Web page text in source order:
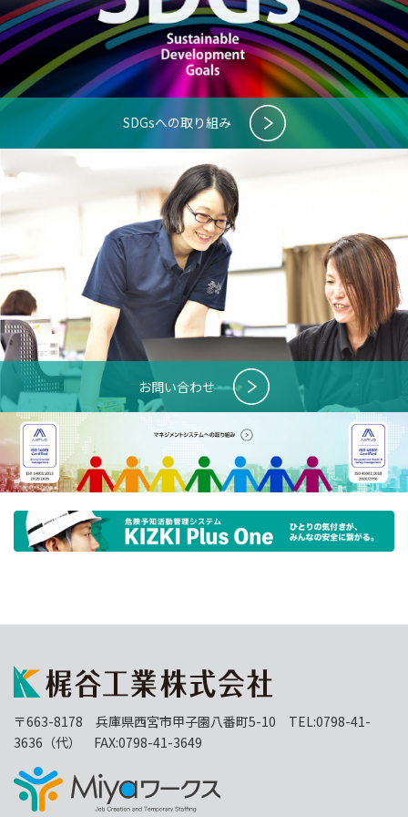
SDGsへの取り組み
お問い合わせ
〒663-8178 兵庫県西宮市甲子園八番町5-10 TEL:0798-41-
3636（代） FAX:0798-41-3649